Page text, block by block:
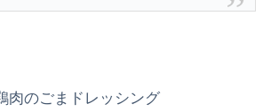
肉のごまドレッシング